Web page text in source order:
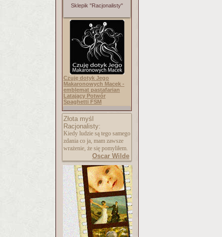
Sklepik "Racjonalisty"
Czuję dotyk Jego
Makaronowych Macek -
emblemat pastafarian
Latający Potwór
Spaghetti FSM
Złota myśl
Racjonalisty:
Kiedy ludzie są tego samego
zdania co ja, mam zawsze
wrażenie, że się pomyliłem.
Oscar Wilde